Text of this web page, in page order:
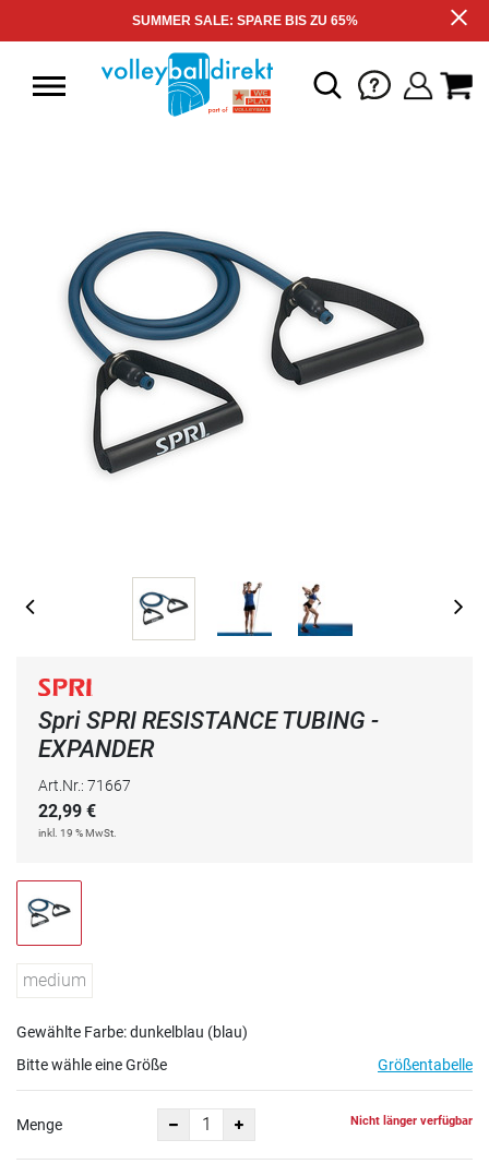
SUMMER SALE: SPARE BIS ZU 65%
Spri SPRI RESISTANCE TUBING -
EXPANDER
Art.Nr.: 71667
22,99 €
inkl. 19 % MwSt.
medium
Gewählte Farbe: dunkelblau (blau)
Bitte wähle eine Größe
Größentabelle
Menge Nicht länger verfügbar